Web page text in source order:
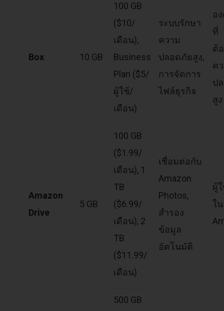
Box 10 GB
100 GB
($10/
เดือน),
Business
Plan ($5/
ผู้ใช้/
เดือน)
ระบบรักษา
ความ
ปลอดภัยสูง,
การจัดการ
ไฟล์ธุรกิจ
อ
ที่
ต้
ค
ป
สูง
Amazon
Drive
5 GB
100 GB
($1.99/
เดือน), 1
TB
($6.99/
เดือน), 2
TB
($11.99/
เดือน)
เชื่อมต่อกับ
Amazon
Photos,
สำรอง
ข้อมูล
อัตโนมัติ
ผู้
ใ
500 GB